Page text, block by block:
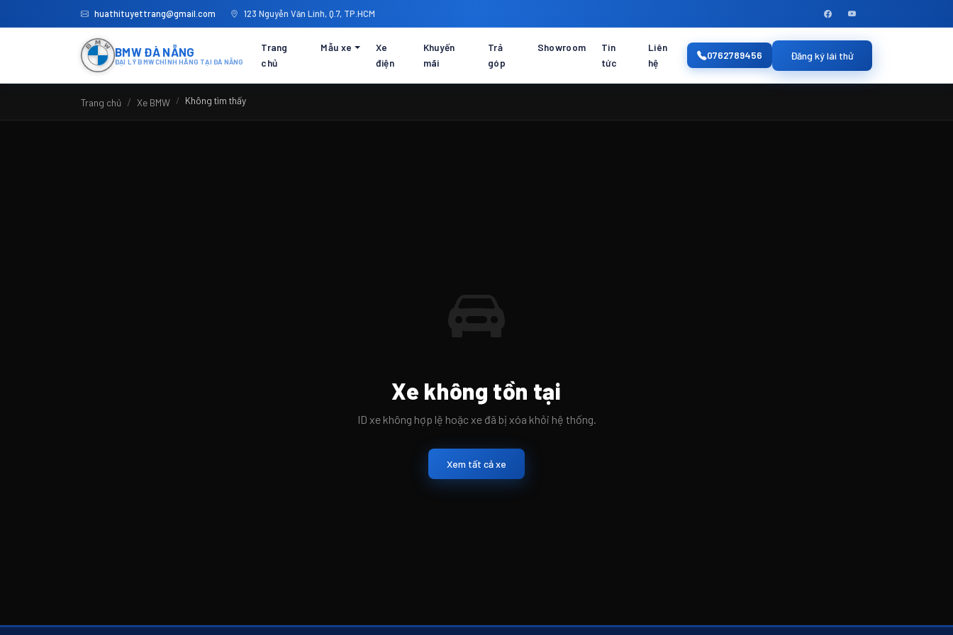
huathituyettrang@gmail.com 123 Nguyễn Văn Linh, Q.7, TP.HCM
BMW ĐÀ NẴNG
ĐẠI LÝ BMW CHÍNH HÃNG TẠI ĐÀ NẴNG
Trang
chủ
Mẫu xe
Xe
điện
Khuyến
mãi
Trả
góp
Showroom
Tin
tức
Liên
hệ
0762789456 Đăng ký lái thử
Trang chủ Xe BMW Không tìm thấy
Xe không tồn tại
ID xe không hợp lệ hoặc xe đã bị xóa khỏi hệ thống.
Xem tất cả xe